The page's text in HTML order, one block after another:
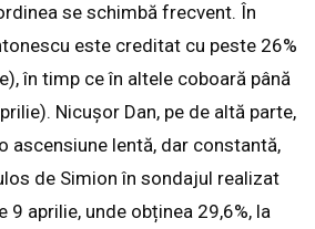
se schimbă frecvent. În
este creditat cu peste 26%
în timp ce în altele coboară până
Nicușor Dan, pe de altă parte,
ascensiune lentă, dar constantă,
de Simion în sondajul realizat
9 aprilie, unde obținea 29,6%, la